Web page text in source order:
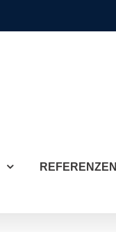
REFERENZEN